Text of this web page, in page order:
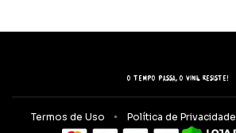
O tempo passa, o vinil resiste!
Termos de Uso Política de Privacidade